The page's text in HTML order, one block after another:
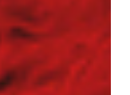
dziedzinie